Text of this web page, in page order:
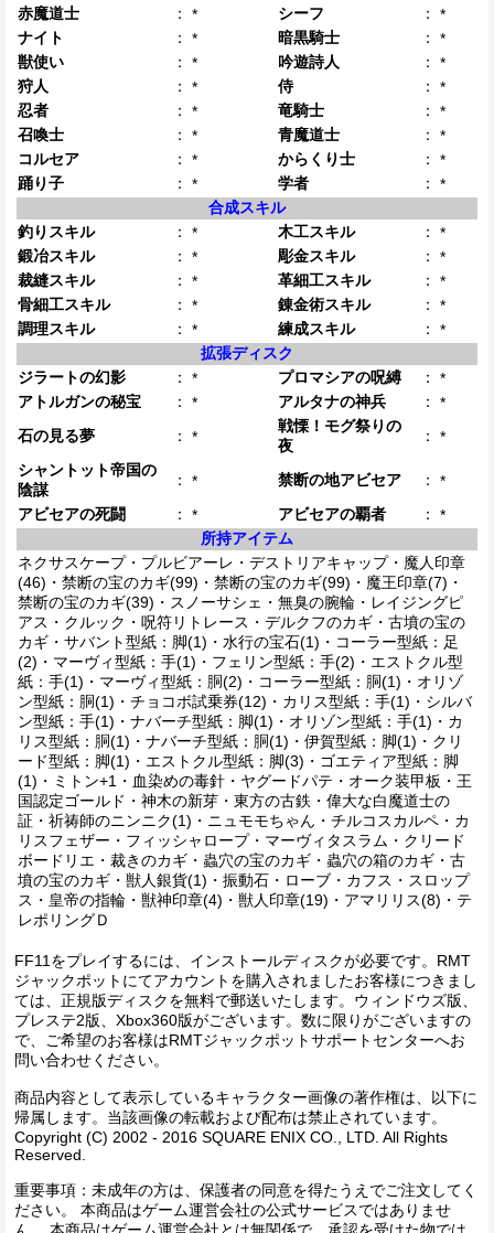
赤魔道士
： * シーフ ：
*
ナイト
： * 暗黒騎士 ：
*
獣使い
： * 吟遊詩人 ：
*
狩人
： * 侍 ：
*
忍者
： * 竜騎士 ：
*
召喚士
： * 青魔道士 ：
*
コルセア
： * からくり士 ：
*
踊り子
： * 学者 ：
*
合成スキル
釣りスキル
： * 木工スキル ：
*
鍛冶スキル
： * 彫金スキル ：
*
裁縫スキル
： * 革細工スキル ：
*
骨細工スキル
： * 錬金術スキル ：
*
調理スキル
： * 練成スキル ：
*
拡張ディスク
ジラートの幻影
： * プロマシアの呪縛 ：
*
アトルガンの秘宝
： * アルタナの神兵 ：
*
石の見る夢
： *
戦慄！モグ祭りの
夜
：
*
シャントット帝国の
陰謀
： * 禁断の地アビセア ：
*
アビセアの死闘
： * アビセアの覇者 ：
*
所持アイテム
ネクサスケープ・プルビアーレ・デストリアキャップ・魔人印章
(46)・禁断の宝のカギ(99)・禁断の宝のカギ(99)・魔王印章(7)・
禁断の宝のカギ(39)・スノーサシェ・無臭の腕輪・レイジングピ
アス・クルック・呪符リトレース・デルクフのカギ・古墳の宝の
カギ・サバント型紙：脚(1)・水行の宝石(1)・コーラー型紙：足
(2)・マーヴィ型紙：手(1)・フェリン型紙：手(2)・エストクル型
紙：手(1)・マーヴィ型紙：胴(2)・コーラー型紙：胴(1)・オリゾ
ン型紙：胴(1)・チョコボ試乗券(12)・カリス型紙：手(1)・シルバ
ン型紙：手(1)・ナバーチ型紙：脚(1)・オリゾン型紙：手(1)・カ
リス型紙：胴(1)・ナバーチ型紙：胴(1)・伊賀型紙：脚(1)・クリ
ード型紙：脚(1)・エストクル型紙：脚(3)・ゴエティア型紙：脚
(1)・ミトン+1・血染めの毒針・ヤグードパテ・オーク装甲板・王
国認定ゴールド・神木の新芽・東方の古鉄・偉大な白魔道士の
証・祈祷師のニンニク(1)・ニュモモちゃん・チルコスカルペ・カ
リスフェザー・フィッシャロープ・マーヴィタスラム・クリード
ボードリエ・裁きのカギ・蟲穴の宝のカギ・蟲穴の箱のカギ・古
墳の宝のカギ・獣人銀貨(1)・振動石・ローブ・カフス・スロップ
ス・皇帝の指輪・獣神印章(4)・獣人印章(19)・アマリリス(8)・テ
レポリングＤ
FF11をプレイするには、インストールディスクが必要です。RMT
ジャックポットにてアカウントを購入されましたお客様につきまし
ては、正規版ディスクを無料で郵送いたします。ウィンドウズ版、
プレステ2版、Xbox360版がございます。数に限りがございますの
で、ご希望のお客様はRMTジャックポットサポートセンターへお
問い合わせください。
商品内容として表示しているキャラクター画像の著作権は、以下に
帰属します。当該画像の転載および配布は禁止されています。
Copyright (C) 2002 - 2016 SQUARE ENIX CO., LTD. All Rights
Reserved.
重要事項：未成年の方は、保護者の同意を得たうえでご注文してく
ださい。 本商品はゲーム運営会社の公式サービスではありませ
ん。 本商品はゲーム運営会社とは無関係で、承認を受けた物では